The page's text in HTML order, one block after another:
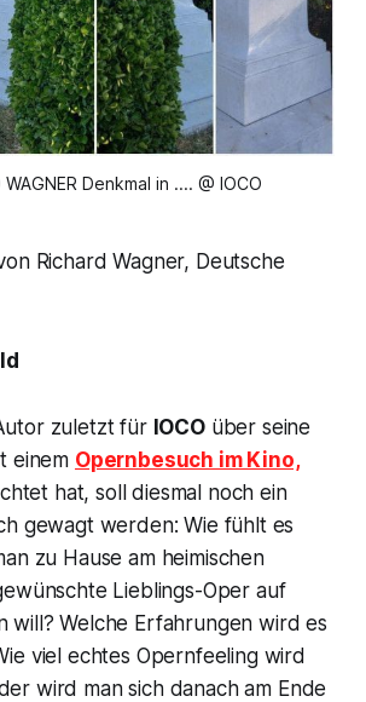
WAGNER Denkmal in .... @ IOCO
Richard Wagner, Deutsche
zuletzt für IOCOüber seine
einem Opernbesuch im Kino,
hat, soll diesmal noch ein
gewagt werden: Wie fühlt es
zu Hause am heimischen
Lieblings-Oper auf
will? Welche Erfahrungen wird es
viel echtes Opernfeeling wird
wird man sich danach am Ende